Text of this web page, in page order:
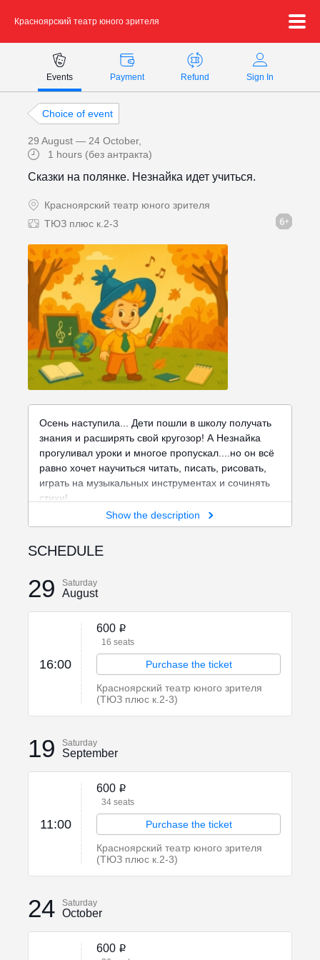
Красноярский театр юного зрителя
Payment methods
Technical support:
ticket@profticket.ru
8 (800) 222-69-94
Events Payment Refund Sign In
Choice of event
29 August — 24 October,
1 hours (без антракта)
Сказки на полянке. Незнайка идет учиться.
Красноярский театр юного зрителя
ТЮЗ плюс к.2-3
Осень наступила... Дети пошли в школу получать
знания и расширять свой кругозор! А Незнайка
прогуливал уроки и многое пропускал....но он всё
равно хочет научиться читать, писать, рисовать,
играть на музыкальных инструментах и сочинять
стихи!
Мы приглашаем первоклассников и дошколят на
полянке. Незнайка идёт учиться".
Show the description
SCHEDULE
29 Saturday
August
16:00
600 i
16 seats
Purchase the ticket
Красноярский театр юного зрителя
(ТЮЗ плюс к.2-3)
19 Saturday
September
11:00
600 i
34 seats
Purchase the ticket
Красноярский театр юного зрителя
(ТЮЗ плюс к.2-3)
24 Saturday
October
600 i